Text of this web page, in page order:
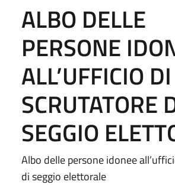
ALBO DELLE
PERSONE
ALL’UFFICIO DI
SCRUTATORE
SEGGIO
Albo delle persone idonee
di seggio elettorale